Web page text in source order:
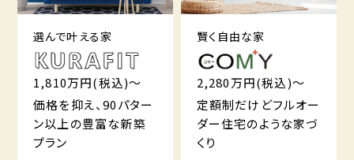
選んで叶える家
1,810万円(税込)～
価格を抑え、90パター
ン以上の豊富な新築
プラン
賢く自由な家
2,280万円(税込)～
定額制だけどフルオー
ダー住宅のような家づ
くり